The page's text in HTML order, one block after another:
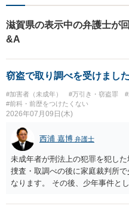
とになり，前科がついてしまう危険
経っているにも関わらず，取調べの
見通しの説明はせず，ご両親が問い
明するAさんに対して，警察官から
を受けた後は，当方が早急に警察の
人を迎えてしまうため，速やかに必
めました。 弁護士から連絡をとった1
取調べを行い，Aさんへの疑いはなく
ることとなりました。 ■解決のポイン
しについて全く答えてはくれません
として刑事手続を受けることになり
さんやご両親は警察の遅い対応や説
ました。 当方としても，事件から数
ないことに疑問を感じました。 ご依
連絡を取り，状況を確認するととも
滋賀県の表示中の弁護士が
&A
窃盗で取り調べを受けました
#加害者（未成年） #万引き・窃盗罪
#前科・前歴をつけたくない
2026年07月09日(木)
西浦 嘉博 弁護士
未成年者が刑法上の犯罪を犯し
捜査・取調べの後に家庭裁判所
なります。 その後、少年事件と
の弁償や謝罪等が相談者さんに